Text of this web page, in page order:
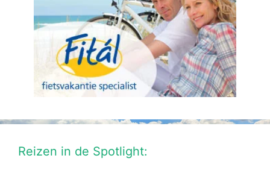
Reizen in de Spotlight: